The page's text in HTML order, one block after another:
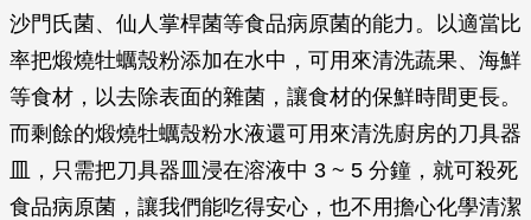
沙門氏菌、仙人掌桿菌等食品病原菌的能力。以適當比
率把煅燒牡蠣殼粉添加在水中，可用來清洗蔬果、海鮮
等食材，以去除表面的雜菌，讓食材的保鮮時間更長。
而剩餘的煅燒牡蠣殼粉水液還可用來清洗廚房的刀具器
皿，只需把刀具器皿浸在溶液中 3 ~ 5 分鐘，就可殺死
食品病原菌，讓我們能吃得安心，也不用擔心化學清潔